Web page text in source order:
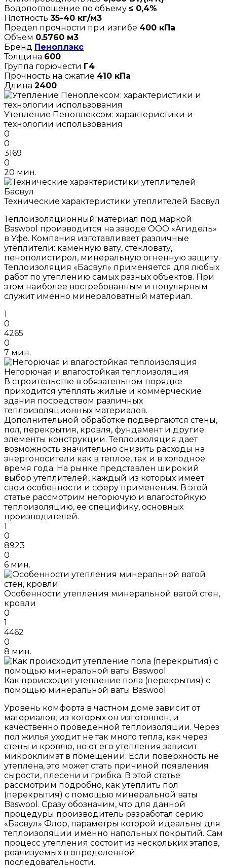
Водопоглощение по объему ≤ 0,4%
Плотность 35-40 кг/м3
Предел прочности при изгибе 400 кПа
Объем 0.5760 м3
Бренд Пеноплэкс
Толщина 600
Группа горючести Г4
Прочность на сжатие 410 кПа
Длина 2400
Утепление Пеноплексом: характеристики и
технологии использования
0
0
3169
0
20 мин.
Технические характеристики утеплителей Басвул
Теплоизоляционный материал под маркой
Baswool производится на заводе ООО «Агидель»
в Уфе. Компания изготавливает различные
утеплители: каменную вату, стекловату,
пенополистирол, минеральную огненную защиту.
Теплоизоляция «Басвул» применяется для любых
работ по утеплению самых разных объектов. При
этом наиболее востребованным и популярным
служит именно минераловатный материал.
1
0
4265
0
7 мин.
Негорючая и влагостойкая теплоизоляция
В строительстве в обязательном порядке
приходится утеплять жилые и коммерческие
здания посредством различных
теплоизоляционных материалов.
Дополнительной обработке подвергаются стены,
пол, перекрытия, кровля, фундамент и другие
элементы конструкции. Теплоизоляция дает
возможность значительно снизить расходы на
энергоносители как в теплое, так и в холодное
время года. На рынке представлен широкий
выбор утеплителей, каждый из которых имеет
свои особенности и сферу применения. В этой
статье рассмотрим негорючую и влагостойкую
теплоизоляцию, ее специфику, основных
производителей.
1
0
8923
0
6 мин.
Особенности утепления минеральной ватой стен,
кровли
0
1
4462
0
8 мин.
Как происходит утепление пола (перекрытия) с
помощью минеральной ваты Baswool
Уровень комфорта в частном доме зависит от
материалов, из которых он изготовлен, и
качественно проведенной теплоизоляции. Через
пол жилья уходит не так много тепла, как через
стены и кровлю, но от его утепления зависит
микроклимат в помещении. Если поверхность не
утеплена, это может стать причиной появления
сырости, плесени и грибка. В этой статье
рассмотрим подробно, как утеплить пол
(перекрытия) с помощью минеральной ваты
Baswool. Сразу обозначим, что для данной
процедуры производитель разработал серию
«Басвул» Флор, параметры которой идеальны для
теплоизоляции именно напольных покрытий. Сам
процесс утепления состоит из нескольких этапов,
реализуемых в определенной
последовательности.